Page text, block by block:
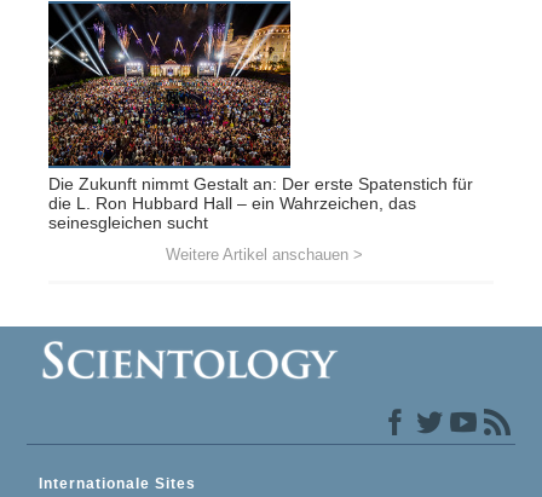
Die Zukunft nimmt Gestalt an: Der erste Spatenstich für
die L. Ron Hubbard Hall – ein Wahrzeichen, das
seinesgleichen sucht
Weitere Artikel anschauen >
Internationale Sites